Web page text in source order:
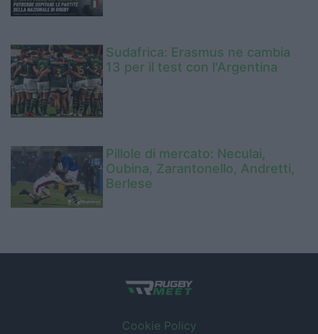
Sudafrica: Erasmus ne cambia
13 per il test con l'Argentina
Pillole di mercato: Neculai,
Oubina, Zarantonello, Andretti,
Berlese
Cookie Policy